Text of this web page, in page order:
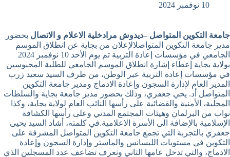
10 نوفمبر 2024
جامعة التكوين المتواصل –ديدوش مرادخلية الاعلام و الاتصال بحضور
مدير جامعة التكوين المتواصلالإعلان من بجاية عن انطلاق الموسم
الجامعي في مؤسسات إعادة التربية تم يوم الأحد 10 نوفمبر 2024
بولاية بجاية إعطاء إشارة انطلاق الموسم الجامعي للطلبة المحبوسين
في مؤسسات إعادة التربية عبر الوطن، من طرف السيد سعيد زرب
المدير العام لإدارة السجون وإعادة الادماج ومدير جامعة التكوين
المتواصل أد. يحي جعفري، وذلك بحضور مدير جامعة بجاية والسلطات
المحلية، الأمنية والقضائية على رأسها النائب العام لولاية بجاية، وكذا
نواب من البرلمان وهيئات المجتمع المدني وعلى رأسها الكشافة
الإسلامية بالإضافة الى الأسرة الاعلامية.في كلمته، أشاد السيد يحيى
جعفري بالتجربة التي تجمع جامعة التكوين المتواصل المشرفة على
التكوين في مستويات الليسانس والماستر وإدارة السجون وإعادة
الادماج، والتي تدخل عامها الثاني وتعرف تضاعف عدد المسجلين الذي